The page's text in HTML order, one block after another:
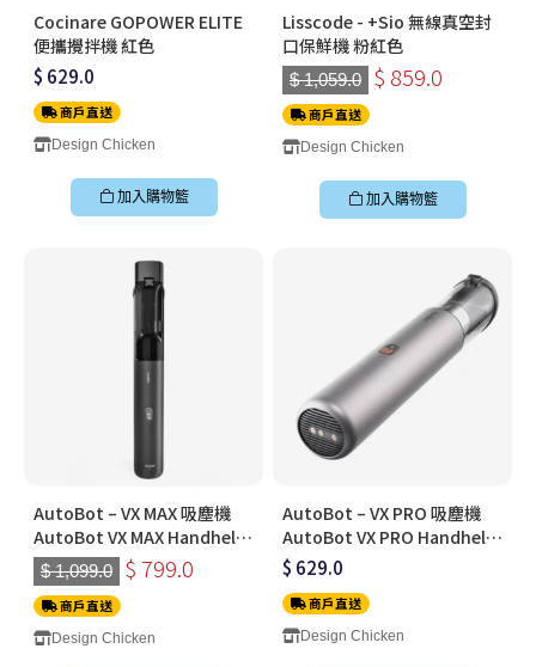
Cocinare GOPOWER ELITE
便攜攪拌機 紅色
$ 629.0
商戶直送
Design Chicken
加入購物籃
Lisscode - +Sio 無線真空封
口保鮮機 粉紅色
$ 1,059.0 $ 859.0
商戶直送
Design Chicken
加入購物籃
AutoBot – VX MAX 吸塵機
AutoBot VX MAX Handheld
Vacuum Cleaner (附送兩個
濾芯)
$ 1,099.0 $ 799.0
商戶直送
Design Chicken
AutoBot – VX PRO 吸塵機
AutoBot VX PRO Handheld
Vacuum Cleaner (附送兩個
濾芯)
$ 629.0
商戶直送
Design Chicken